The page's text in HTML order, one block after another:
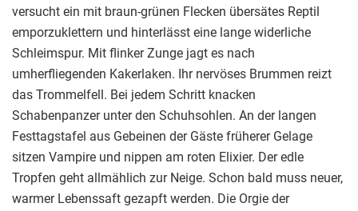
versucht ein mit braun-grünen Flecken übersätes Reptil
emporzuklettern und hinterlässt eine lange widerliche
Schleimspur. Mit flinker Zunge jagt es nach
umherfliegenden Kakerlaken. Ihr nervöses Brummen reizt
das Trommelfell. Bei jedem Schritt knacken
Schabenpanzer unter den Schuhsohlen. An der langen
Festtagstafel aus Gebeinen der Gäste früherer Gelage
sitzen Vampire und nippen am roten Elixier. Der edle
Tropfen geht allmählich zur Neige. Schon bald muss neuer,
warmer Lebenssaft gezapft werden. Die Orgie der